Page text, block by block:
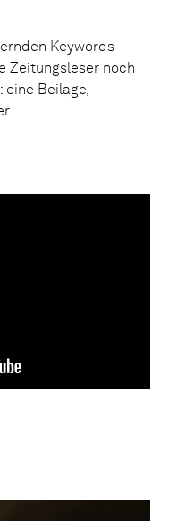
Keywords
Zeitungsleser noch
Beilage,